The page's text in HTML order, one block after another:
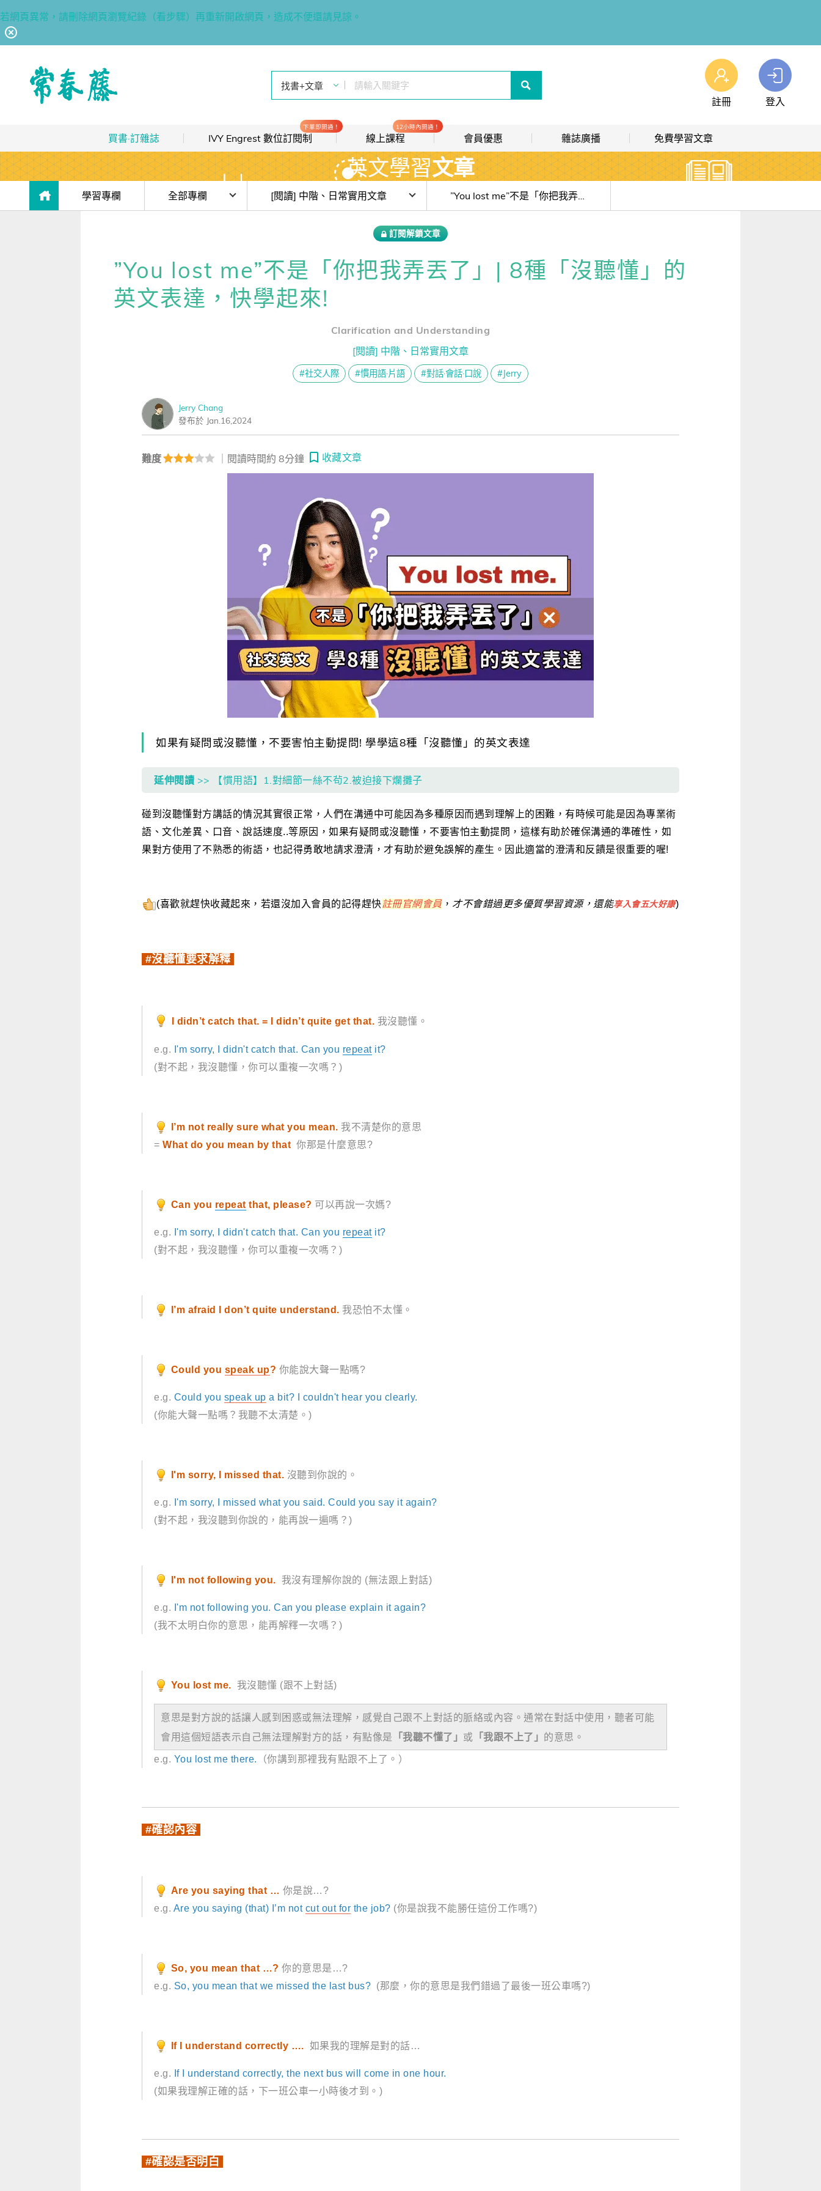
若網頁異常，請刪除網頁瀏覽紀錄（看步驟）再重新開啟網頁，造成不便還請見諒。
註冊 登入
買書·訂雜誌
熱銷排行｜最多人買
限時優惠 hot
團體採購｜企業 / 補習班 hot
數位學習｜數位訂閱 / 線上課程 hot
IVY Engrest 數位訂閱制
｜長訂 / 當期 / 過刊
大專院校系列
IELTS 雅思
中級全民英檢
全民英檢實力養成
桌曆．月曆．行事曆
英語從頭學（英語輕鬆學）系列
啟蒙～國小
IVY Engrest 數位訂閱制
下單即開通！
數位訂閱制介紹
數位訂閱制-新手攻略 new
訂閱方案
高效學習計畫表
專屬閱讀區
單字收藏 / 小考複習區
訂閱制更新月誌
線上課程
12小時內開通！
線上影音課程
會員優惠
歡迎加入常春藤
會員推薦分潤計畫new
我的音檔收聽櫃new
會員限定活動
會員升等辦法
雜誌廣播
高效學習計畫表
雜誌線上廣播
解析英語廣播
免費學習文章
熱門文章主題
文章分類
單字·俚語·用法
購物車0商品
英文學習文章
學習專欄 目前位於:
全部專欄
[閱讀] 入門·生活會話
[閱讀] 中階、日常實用文章
職場·商務應用
[閱讀] 高階、進階閱讀
目前位於:
[閱讀] 中階、日常實用文章
【JQool * IVY 閱讀森林 6 週陪讀計畫】#week6 演唱會後遺症
生病不舒服，別說 I’m uncomfortable. 各種不舒服，你可以這樣說
”You lost me”不是「你把我弄丟了」| 8種「沒聽懂」的英文表達，快學起來!
訂閱解鎖文章
”You lost me”不是「你把我弄丟了」| 8種「沒聽懂」的
英文表達，快學起來!
Clarification and Understanding
[閱讀] 中階、日常實用文章
#社交人際 #慣用語·片語 #對話·會話·口說 #Jerry
Jerry Chang
發布於 Jan.16,2024
難度 ｜閱讀時間約 8分鐘 收藏文章
如果有疑問或沒聽懂，不要害怕主動提問! 學學這8種「沒聽懂」的英文表達
延伸閱讀 >> 【慣用語】1.對細節一絲不茍2.被迫接下爛攤子
碰到沒聽懂對方講話的情況其實很正常，人們在溝通中可能因為多種原因而遇到理解上的困難，有時候可能是因為專業術
語、文化差異、口音、說話速度..等原因，如果有疑問或沒聽懂，不要害怕主動提問，這樣有助於確保溝通的準確性，如
果對方使用了不熟悉的術語，也記得勇敢地請求澄清，才有助於避免誤解的產生。因此適當的澄清和反饋是很重要的喔!
(喜歡就趕快收藏起來，若還沒加入會員的記得趕快註冊官網會員 ， 才不會錯過更多優質學習資源，還能享入會五大好康)
#沒聽懂要求解釋
I didn’t catch that. = I didn’t quite get that. 我沒聽懂。
e.g. I'm sorry, I didn't catch that. Can you repeatit?
(對不起，我沒聽懂，你可以重複一次嗎？)
I’m not really sure what you mean. 我不清楚你的意思
= What do you mean by that 你那是什麼意思?
Can you repeat that, please? 可以再說一次媽?
e.g. I'm sorry, I didn't catch that. Can you repeatit?
(對不起，我沒聽懂，你可以重複一次嗎？)
I’m afraid I don’t quite understand. 我恐怕不太懂。
Could you speak up? 你能說大聲一點嗎?
e.g. Could you speak up a bit? I couldn't hear you clearly.
(你能大聲一點嗎？我聽不太清楚。)
I'm sorry, I missed that. 沒聽到你說的。
e.g. I'm sorry, I missed what you said. Could you say it again?
(對不起，我沒聽到你說的，能再說一遍嗎？)
I'm not following you. 我沒有理解你說的 (無法跟上對話)
e.g. I'm not following you. Can you please explain it again?
(我不太明白你的意思，能再解釋一次嗎？)
You lost me. 我沒聽懂 (跟不上對話)
意思是對方說的話讓人感到困惑或無法理解，感覺自己跟不上對話的脈絡或內容。通常在對話中使用，聽者可能
會用這個短語表示自己無法理解對方的話，有點像是 「我聽不懂了」 或 「我跟不上了」 的意思。
e.g. You lost me there. （你講到那裡我有點跟不上了。）
#確認內容
Are you saying that … 你是說…?
e.g. Are you saying (that) I’m not cut out for the job? (你是說我不能勝任這份工作嗎?)
So, you mean that …? 你的意思是…?
e.g. So, you mean that we missed the last bus? (那麼，你的意思是我們錯過了最後一班公車嗎?)
If I understand correctly …. 如果我的理解是對的話…
e.g. If I understand correctly, the next bus will come in one hour.
(如果我理解正確的話，下一班公車一小時後才到。)
#確認是否明白